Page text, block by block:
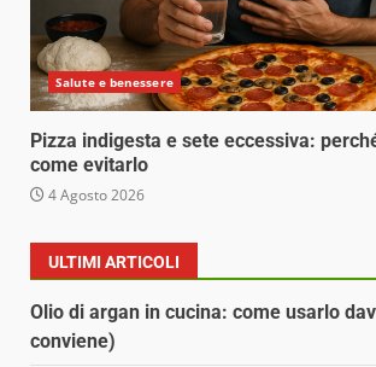
Salute e benessere
Pizza indigesta e sete eccessiva:
come evitarlo
4 Agosto 2026
ULTIMI ARTICOLI
Olio di argan in cucina: come usarlo
conviene)